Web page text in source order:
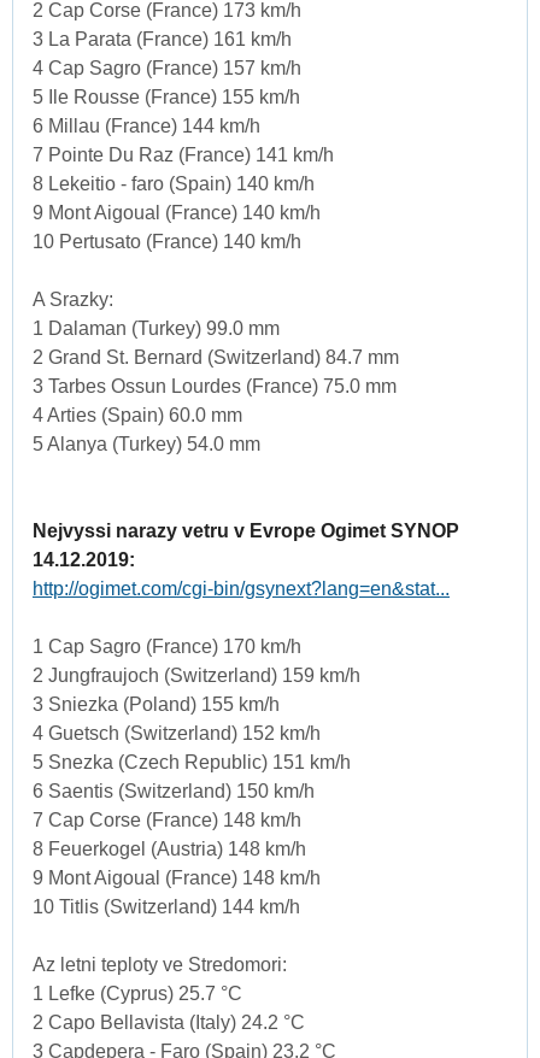
2 Cap Corse (France) 173 km/h
3 La Parata (France) 161 km/h
4 Cap Sagro (France) 157 km/h
5 Ile Rousse (France) 155 km/h
6 Millau (France) 144 km/h
7 Pointe Du Raz (France) 141 km/h
8 Lekeitio - faro (Spain) 140 km/h
9 Mont Aigoual (France) 140 km/h
10 Pertusato (France) 140 km/h
A Srazky:
1 Dalaman (Turkey) 99.0 mm
2 Grand St. Bernard (Switzerland) 84.7 mm
3 Tarbes Ossun Lourdes (France) 75.0 mm
4 Arties (Spain) 60.0 mm
5 Alanya (Turkey) 54.0 mm
Nejvyssi narazy vetru v Evrope Ogimet SYNOP
14.12.2019:
http://ogimet.com/cgi-bin/gsynext?lang=en&stat...
1 Cap Sagro (France) 170 km/h
2 Jungfraujoch (Switzerland) 159 km/h
3 Sniezka (Poland) 155 km/h
4 Guetsch (Switzerland) 152 km/h
5 Snezka (Czech Republic) 151 km/h
6 Saentis (Switzerland) 150 km/h
7 Cap Corse (France) 148 km/h
8 Feuerkogel (Austria) 148 km/h
9 Mont Aigoual (France) 148 km/h
10 Titlis (Switzerland) 144 km/h
Az letni teploty ve Stredomori:
1 Lefke (Cyprus) 25.7 °C
2 Capo Bellavista (Italy) 24.2 °C
3 Capdepera - Faro (Spain) 23.2 °C